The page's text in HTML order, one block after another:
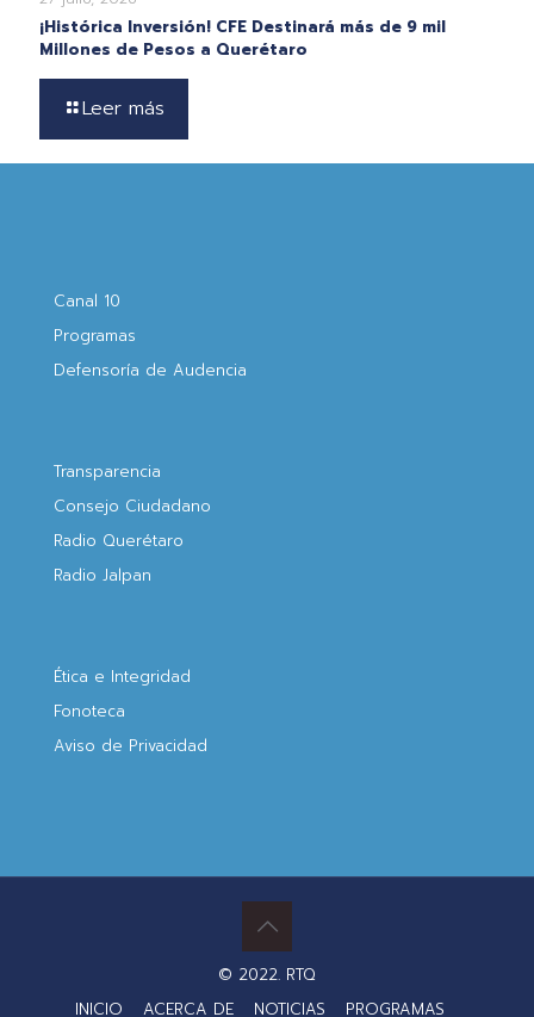
¡Histórica Inversión! CFE Destinará más de 9 mil
Millones de Pesos a Querétaro
Leer más
Canal 10
Programas
Defensoría de Audencia
Transparencia
Consejo Ciudadano
Radio Querétaro
Radio Jalpan
Ética e Integridad
Fonoteca
Aviso de Privacidad
© 2022. RTQ
INICIO
ACERCA DE NOTICIAS PROGRAMAS